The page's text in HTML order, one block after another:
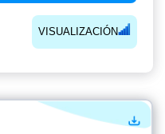
VISUALIZACIÓN